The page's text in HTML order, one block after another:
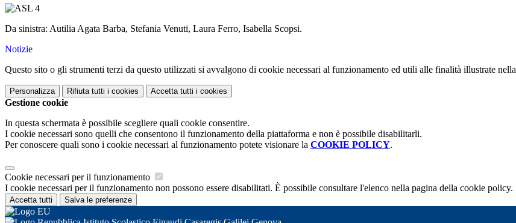
Da sinistra: Autilia Agata Barba, Stefania Venuti, Laura Ferro, Isabella Scopsi.
Notizie
Questo sito o gli strumenti terzi da questo utilizzati si avvalgono di cookie necessari al funzionamento ed utili alle finalità illustrate nella
Personalizza Rifiuta tutti i cookies Accetta tutti i cookies
Gestione cookie
In questa schermata è possibile scegliere quali cookie consentire.
I cookie necessari sono quelli che consentono il funzionamento della piattaforma e non è possibile disabilitarli.
Per conoscere quali sono i cookie necessari al funzionamento potete visionare la COOKIE POLICY.
Cookie necessari per il funzionamento
I cookie necessari per il funzionamento non possono essere disabilitati. È possibile consultare l'elenco nella pagina della cookie policy.
Accetta tutti Salva le preferenze